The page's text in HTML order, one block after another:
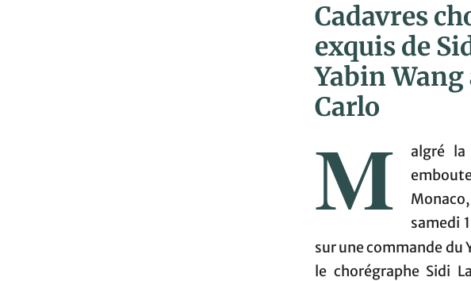
Cadavres
exquis de
Yabin
Carlo
M
algré
samedi
sur une commande du
le chorégraphe Sidi